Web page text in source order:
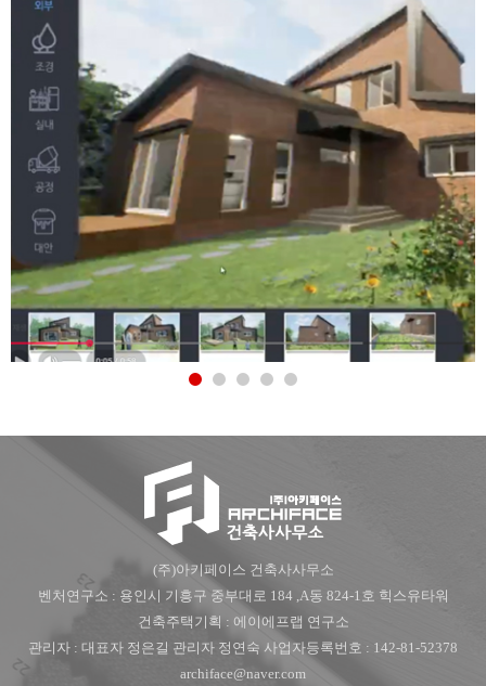
(주)아키페이스 건축사사무소
벤처연구소 : 용인시 기흥구 중부대로 184 ,A동 824-1호 힉스유타워
건축주택기획 : 에이에프랩 연구소
관리자 : 대표자 정은길 관리자 정연숙 사업자등록번호 : 142-81-52378
archiface@naver.com